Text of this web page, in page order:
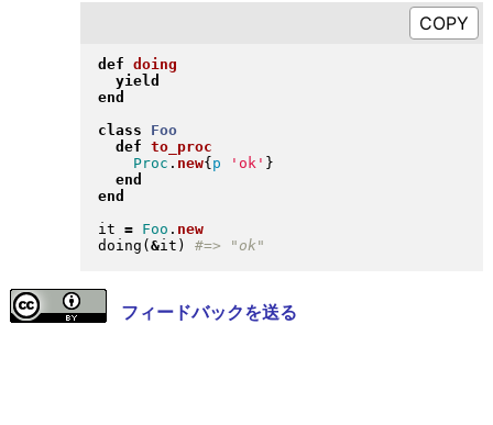
def doing
yield
end
class
Foo
def to_proc
Proc . new{ p 'ok' }
end
end
it = Foo . new
doing ( &it )
フィードバックを送る